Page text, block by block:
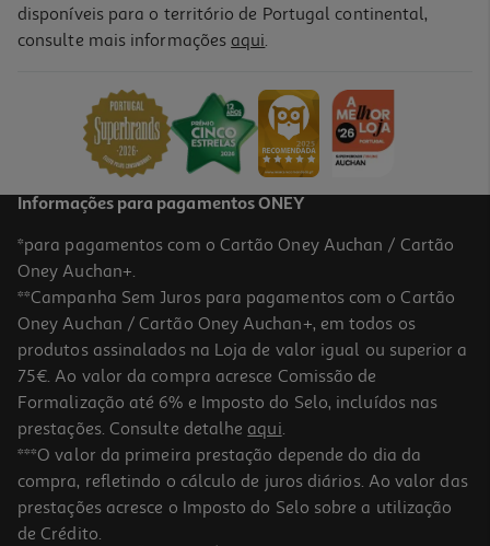
Smartband Xiaomi 9 Active Black
24,99 €
Smartband Xiaomi 10 Pro Preto
79.99 €/un
79,99 €
disponíveis para o território de Portugal continental,
consulte mais informações aqui.
Informações para pagamentos ONEY
*para pagamentos com o Cartão Oney Auchan / Cartão
Oney Auchan+.
**Campanha Sem Juros para pagamentos com o Cartão
Oney Auchan / Cartão Oney Auchan+, em todos os
produtos assinalados na Loja de valor igual ou superior a
75€. Ao valor da compra acresce Comissão de
Formalização até 6% e Imposto do Selo, incluídos nas
prestações. Consulte detalhe aqui.
***O valor da primeira prestação depende do dia da
compra, refletindo o cálculo de juros diários. Ao valor das
prestações acresce o Imposto do Selo sobre a utilização
de Crédito.